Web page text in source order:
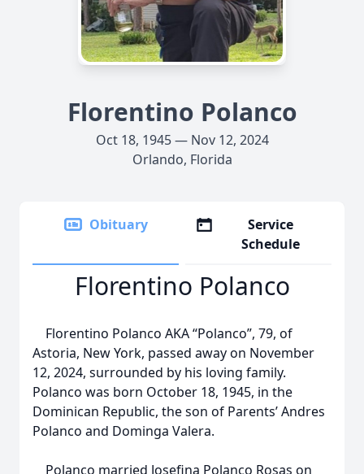
Florentino Polanco
Oct 18, 1945 — Nov 12, 2024
Orlando, Florida
Obituary
Service
Schedule
Florentino Polanco
Florentino Polanco AKA “Polanco”, 79, of
Astoria, New York, passed away on November
12, 2024, surrounded by his loving family.
Polanco was born October 18, 1945, in the
Dominican Republic, the son of Parents’ Andres
Polanco and Dominga Valera.
Polanco married Josefina Polanco Rosas on